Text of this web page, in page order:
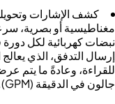
كشف الإشارات
مغناطيسية أو بصرية،
نبضات كهربائية لكل دورة
إرسال التدفق، الذي
جالون في الدقيقة (GPM).